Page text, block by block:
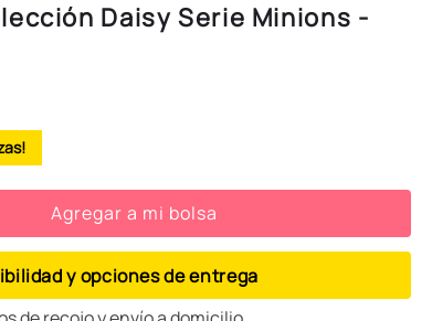
Daisy Serie Minions -
Agregar a mi bolsa
y opciones de entrega